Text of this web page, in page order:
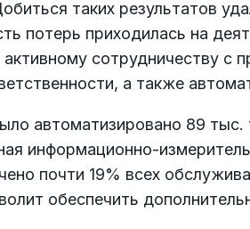
таких результатов
потерь приходилась на
сотрудничеству с
а также
автоматизировано 89 тыс.
информационно-
почти 19% всех
обеспечить